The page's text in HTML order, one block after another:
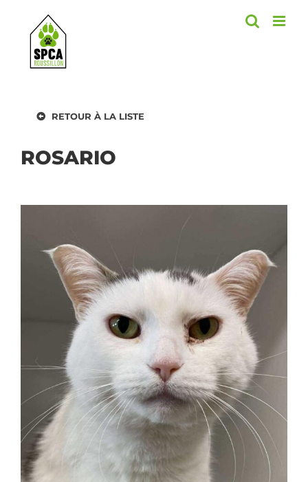
content
RETOUR À LA LISTE
ROSARIO